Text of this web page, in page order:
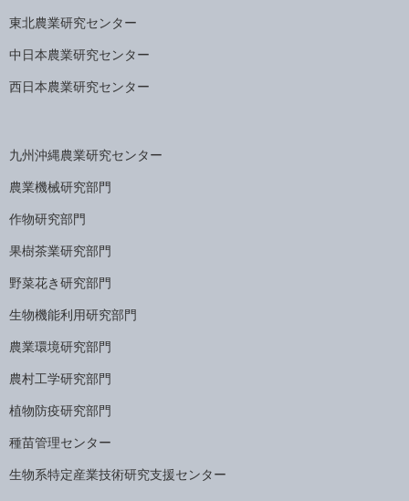
東北農業研究センター
中日本農業研究センター
西日本農業研究センター
九州沖縄農業研究センター
農業機械研究部門
作物研究部門
果樹茶業研究部門
野菜花き研究部門
生物機能利用研究部門
農業環境研究部門
農村工学研究部門
植物防疫研究部門
種苗管理センター
生物系特定産業技術研究支援センター